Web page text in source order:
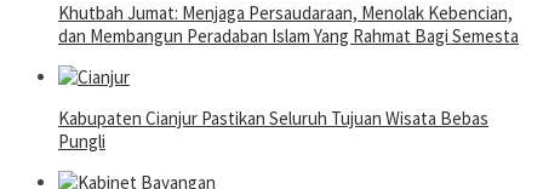
Khutbah Jumat: Menjaga Persaudaraan, Menolak Kebencian,
dan Membangun Peradaban Islam Yang Rahmat Bagi Semesta
Kabupaten Cianjur Pastikan Seluruh Tujuan Wisata Bebas
Pungli